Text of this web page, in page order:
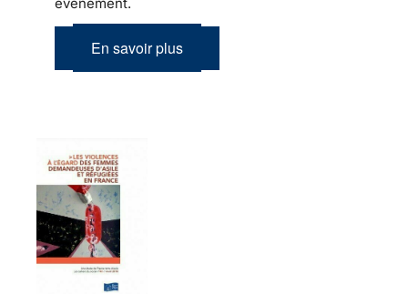
En savoir plus